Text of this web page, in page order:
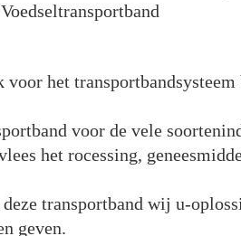
het
voor de vele
het rocessing,
transportband wij u-
geven.